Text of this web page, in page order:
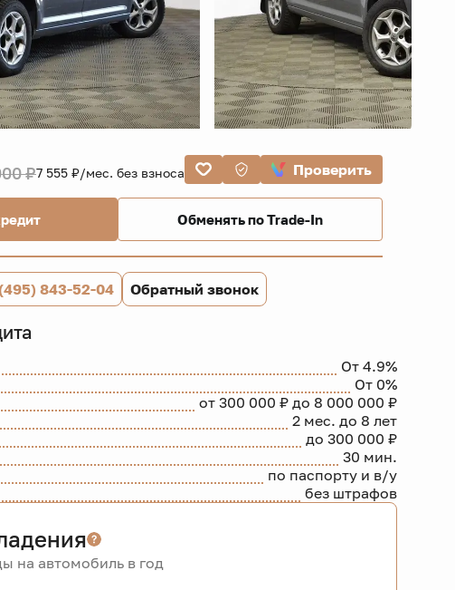
₽7 555 ₽/мес. без взноса Проверить
Обменять по Trade-In
843-52-04 Обратный звонок
От 4.9%
От 0%
от 300 000 ₽ до 8 000 000 ₽
2 мес. до 8 лет
до 300 000 ₽
30 мин.
по паспорту и в/у
без штрафов
на автомобиль в год